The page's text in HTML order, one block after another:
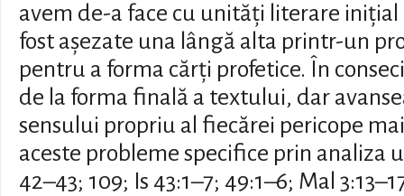
avem de-a face cu unități literare
fost așezate una lângă alta printr-un
pentru a forma cărți profetice. În
de la forma finală a textului, dar
sensului propriu al fiecărei pericope
aceste probleme specifice prin analiza
42–43; 109; Is 43:1–7; 49:1–6; Mal